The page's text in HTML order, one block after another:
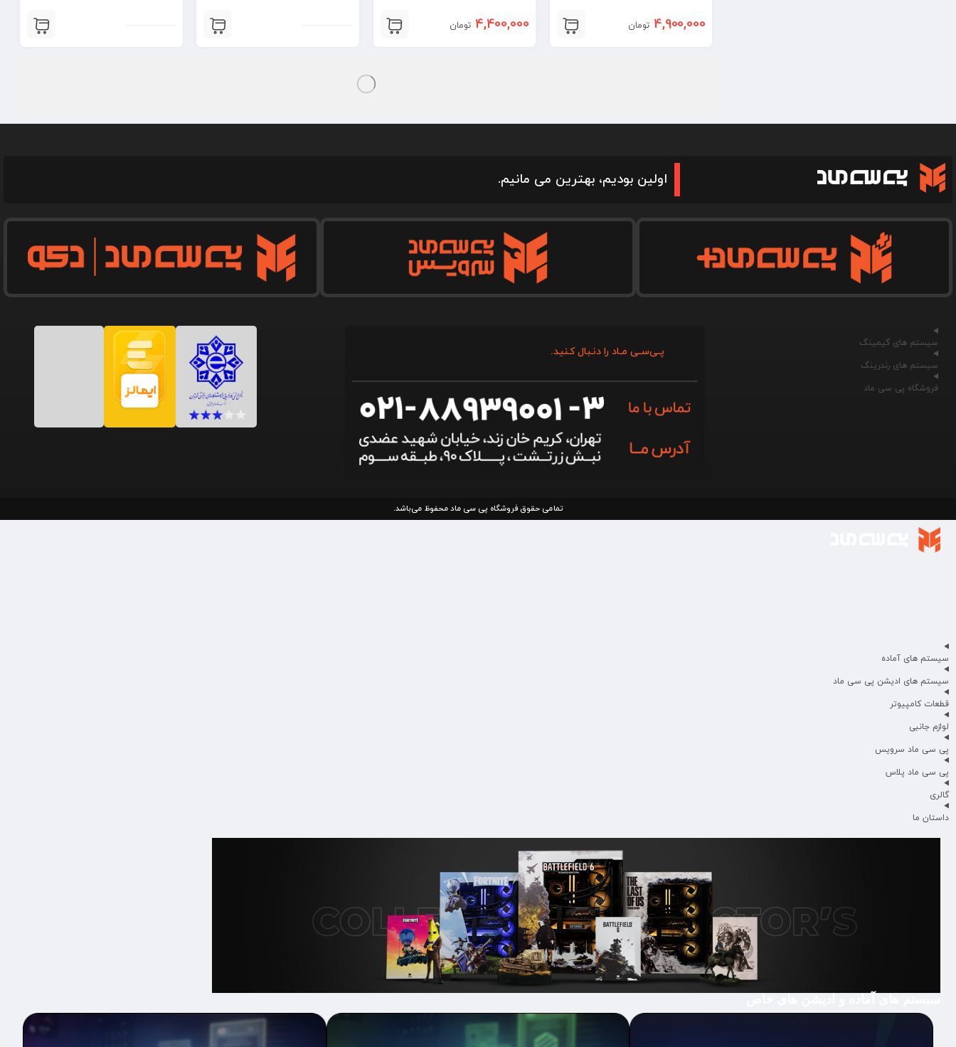
4,900,000 تومان 4,400,000 تومان
اولین بودیم، بهترین می مانیم.
سیستم های گیمینگ
سیستم های رندرینگ
فروشگاه پی سی ماد
پـی‌سـی مـاد را دنـبال کـنید.
تمامی حقوق فروشگاه پی سی ماد محفوظ می‌باشد.
سیستم های آماده
سیستم های ادیشن پی سی ماد
قطعات کامپیوتر
لوازم جانبی
پی سی ماد سرویس
پی سی ماد پلاس
گالری
داستان ما